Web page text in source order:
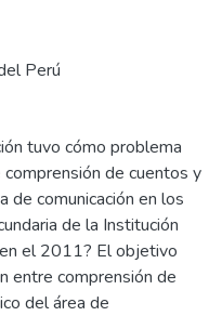
Perú
tuvo cómo problema
de cuentos y
de comunicación en los
de la Institución
en el 2011? El objetivo
entre comprensión de
del área de